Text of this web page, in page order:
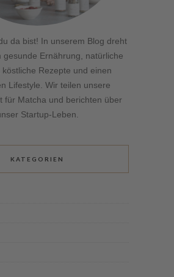
da bist! In unserem Blog dreht
gesunde Ernährung, natürliche
köstliche Rezepte und einen
Lifestyle. Wir teilen unsere
für Matcha und berichten über
Startup-Leben.
KATEGORIEN